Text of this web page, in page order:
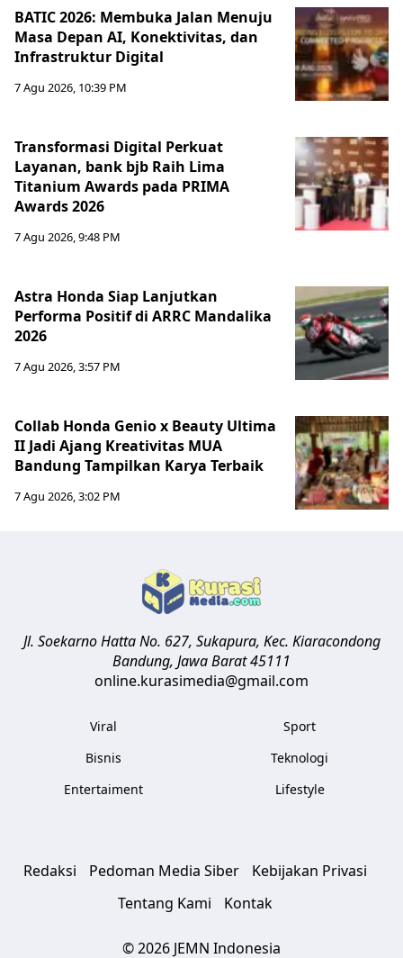
BATIC 2026: Membuka Jalan Menuju
Masa Depan AI, Konektivitas, dan
Infrastruktur Digital
7 Agu 2026, 10:39 PM
Transformasi Digital Perkuat
Layanan, bank bjb Raih Lima
Titanium Awards pada PRIMA
Awards 2026
7 Agu 2026, 9:48 PM
Astra Honda Siap Lanjutkan
Performa Positif di ARRC Mandalika
2026
7 Agu 2026, 3:57 PM
Collab Honda Genio x Beauty Ultima
II Jadi Ajang Kreativitas MUA
Bandung Tampilkan Karya Terbaik
7 Agu 2026, 3:02 PM
Jl. Soekarno Hatta No. 627, Sukapura, Kec. Kiaracondong
Bandung, Jawa Barat45111
online.kurasimedia@gmail.com
Viral
Bisnis
Entertaiment
Sport
Teknologi
Lifestyle
Redaksi Pedoman Media Siber
Kebijakan Privasi
Tentang Kami
Kontak
© 2026 JEMN Indonesia